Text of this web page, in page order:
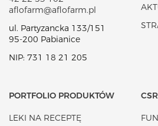
aflofarm@aflofarm.pl
ul. Partyzancka 133/151
95-200 Pabianice
NIP: 731 18 21 205
PORTFOLIO PRODUKTÓW
LEKI NA RECEPTĘ
CSR